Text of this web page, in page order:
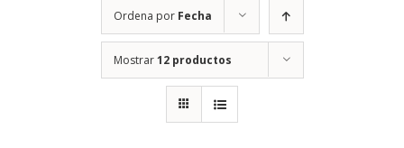
Ordena por Fecha
Mostrar12 productos